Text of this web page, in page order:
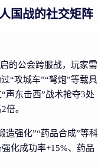
国战的社交矩阵
的公会跨服战，玩家需
“攻城车”“弩炮”等载具
声东击西”战术抢夺3处
倍。
造强化”“药品合成”等科
化成功率+15%、药品